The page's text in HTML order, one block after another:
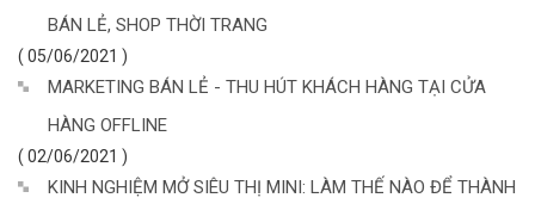
BÁN LẺ, SHOP THỜI TRANG
( 05/06/2021 )
MARKETING BÁN LẺ - THU HÚT KHÁCH HÀNG TẠI CỬA
HÀNG OFFLINE
( 02/06/2021 )
KINH NGHIỆM MỞ SIÊU THỊ MINI: LÀM THẾ NÀO ĐỂ THÀNH